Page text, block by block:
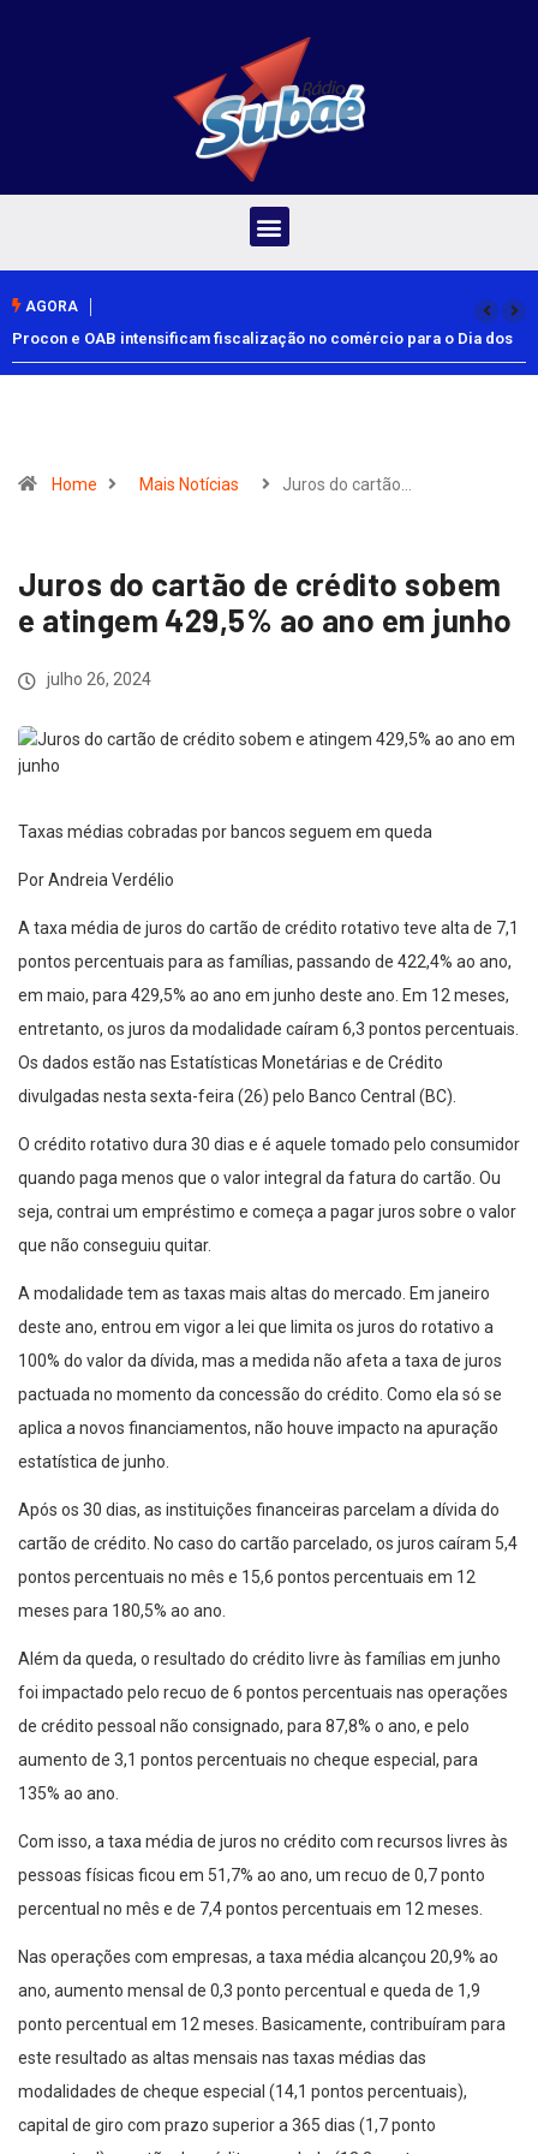
AGORA
Procon e OAB intensificam fiscalização no comércio para o Dia dos
Pais
Home Mais Notícias Juros do cartão…
Juros do cartão de crédito sobem
e atingem 429,5% ao ano em junho
julho 26, 2024
Taxas médias cobradas por bancos seguem em queda
Por Andreia Verdélio
A taxa média de juros do cartão de crédito rotativo teve alta de 7,1
pontos percentuais para as famílias, passando de 422,4% ao ano,
em maio, para 429,5% ao ano em junho deste ano. Em 12 meses,
entretanto, os juros da modalidade caíram 6,3 pontos percentuais.
Os dados estão nas Estatísticas Monetárias e de Crédito
divulgadas nesta sexta-feira (26) pelo Banco Central (BC).
O crédito rotativo dura 30 dias e é aquele tomado pelo consumidor
quando paga menos que o valor integral da fatura do cartão. Ou
seja, contrai um empréstimo e começa a pagar juros sobre o valor
que não conseguiu quitar.
A modalidade tem as taxas mais altas do mercado. Em janeiro
deste ano, entrou em vigor a lei que limita os juros do rotativo a
100% do valor da dívida, mas a medida não afeta a taxa de juros
pactuada no momento da concessão do crédito. Como ela só se
aplica a novos financiamentos, não houve impacto na apuração
estatística de junho.
Após os 30 dias, as instituições financeiras parcelam a dívida do
cartão de crédito. No caso do cartão parcelado, os juros caíram 5,4
pontos percentuais no mês e 15,6 pontos percentuais em 12
meses para 180,5% ao ano.
Além da queda, o resultado do crédito livre às famílias em junho
foi impactado pelo recuo de 6 pontos percentuais nas operações
de crédito pessoal não consignado, para 87,8% o ano, e pelo
aumento de 3,1 pontos percentuais no cheque especial, para
135% ao ano.
Com isso, a taxa média de juros no crédito com recursos livres às
pessoas físicas ficou em 51,7% ao ano, um recuo de 0,7 ponto
percentual no mês e de 7,4 pontos percentuais em 12 meses.
Nas operações com empresas, a taxa média alcançou 20,9% ao
ano, aumento mensal de 0,3 ponto percentual e queda de 1,9
ponto percentual em 12 meses. Basicamente, contribuíram para
este resultado as altas mensais nas taxas médias das
modalidades de cheque especial (14,1 pontos percentuais),
capital de giro com prazo superior a 365 dias (1,7 ponto